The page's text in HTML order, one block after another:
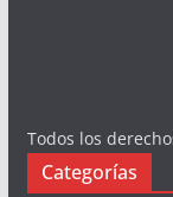
Todos los
Categorías